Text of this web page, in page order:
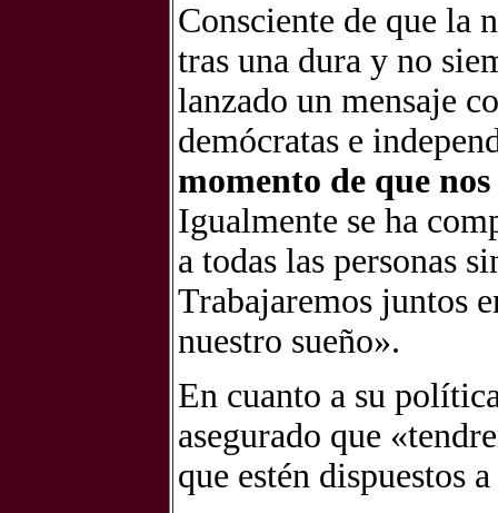
Consciente de que la
tras una dura y no
lanzado un mensaje
demócratas e
momento de que
Igualmente se ha
a todas las personas
Trabajaremos juntos
nuestro sueño».
En cuanto a su
asegurado que
que estén dispuestos